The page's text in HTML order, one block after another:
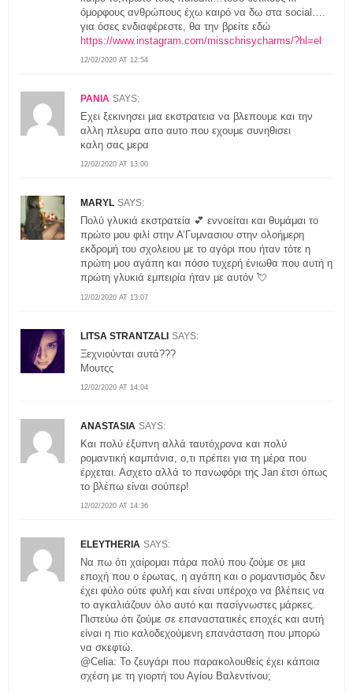
12/02/2020 AT 12:54
όμορφους ανθρώπους έχω καιρό να δω στα social….
για όσες ενδιαφέρεστε, θα την βρείτε εδώ
https://www.instagram.com/misschrisycharms/?hl=el
ΡΑΝΙΑ SAYS:
12/02/2020 AT 13:00
Εχει ξεκινησει μια εκστρατεια να βλεπουμε και την
αλλη πλευρα απο αυτο που εχουμε συνηθισει
καλη σας μερα
MARYL SAYS:
12/02/2020 AT 13:07
Πολύ γλυκιά εκστρατεία 💕 εννοείται και θυμάμαι το
πρώτο μου φιλί στην Α’Γυμνασιου στην ολοήμερη
εκδρομή του σχολειου με το αγόρι που ήταν τότε η
πρώτη μου αγάπη και πόσο τυχερή ένιωθα που αυτή η
πρώτη γλυκιά εμπειρία ήταν με αυτόν 💘
LITSA STRANTZALI SAYS:
12/02/2020 AT 14:04
Ξεχνιούνται αυτά???
Μουτςς
ANASTASIA SAYS:
12/02/2020 AT 14:36
Και πολύ έξυπνη αλλά ταυτόχρονα και πολύ
ρομαντική καμπάνια, ο,τι πρέπει για τη μέρα που
έρχεται. Ασχετο αλλά το πανωφόρι της Jan έτσι όπως
το βλέπω είναι σούπερ!
ELEYTHERIA SAYS:
Να πω ότι χαίρομαι πάρα πολύ που ζούμε σε μια
εποχή που ο έρωτας, η αγάπη και ο ρομαντισμός δεν
έχει φύλο ούτε φυλή και είναι υπέροχο να βλέπεις να
το αγκαλιάζουν όλο αυτό και πασίγνωστες μάρκες.
Πιστεύω ότι ζούμε σε επαναστατικές εποχές και αυτή
είναι η πιο καλοδεχούμενη επανάσταση που μπορώ
να σκεφτώ.
@Celia: Το ζευγάρι που παρακολουθείς έχει κάποια
σχέση με τη γιορτή του Αγίου Βαλεντίνου;